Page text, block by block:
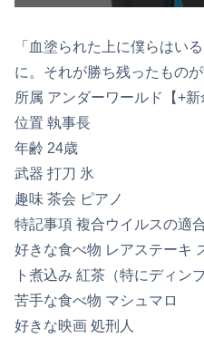
「血塗られた上に僕らはい
に。それが勝ち残ったものが
所属 アンダーワールド【+新
位置 執事長
年齢 24歳
武器 打刀 氷
趣味 茶会 ピアノ
特記事項 複合ウイルスの適
好きな食べ物 レアステーキ
ト煮込み 紅茶（特にディンブ
苦手な食べ物 マシュマロ
好きな映画 処刑人